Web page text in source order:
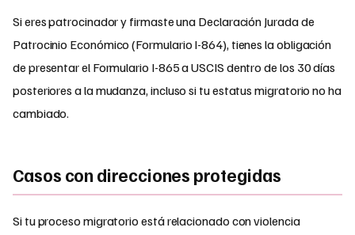
Si eres patrocinador y firmaste una Declaración Jurada de
Patrocinio Económico (Formulario I-864), tienes la obligación
de presentar el Formulario I-865 a USCIS dentro de los 30 días
posteriores a la mudanza, incluso si tu estatus migratorio no ha
cambiado.
Casos con direcciones protegidas
Si tu proceso migratorio está relacionado con violencia